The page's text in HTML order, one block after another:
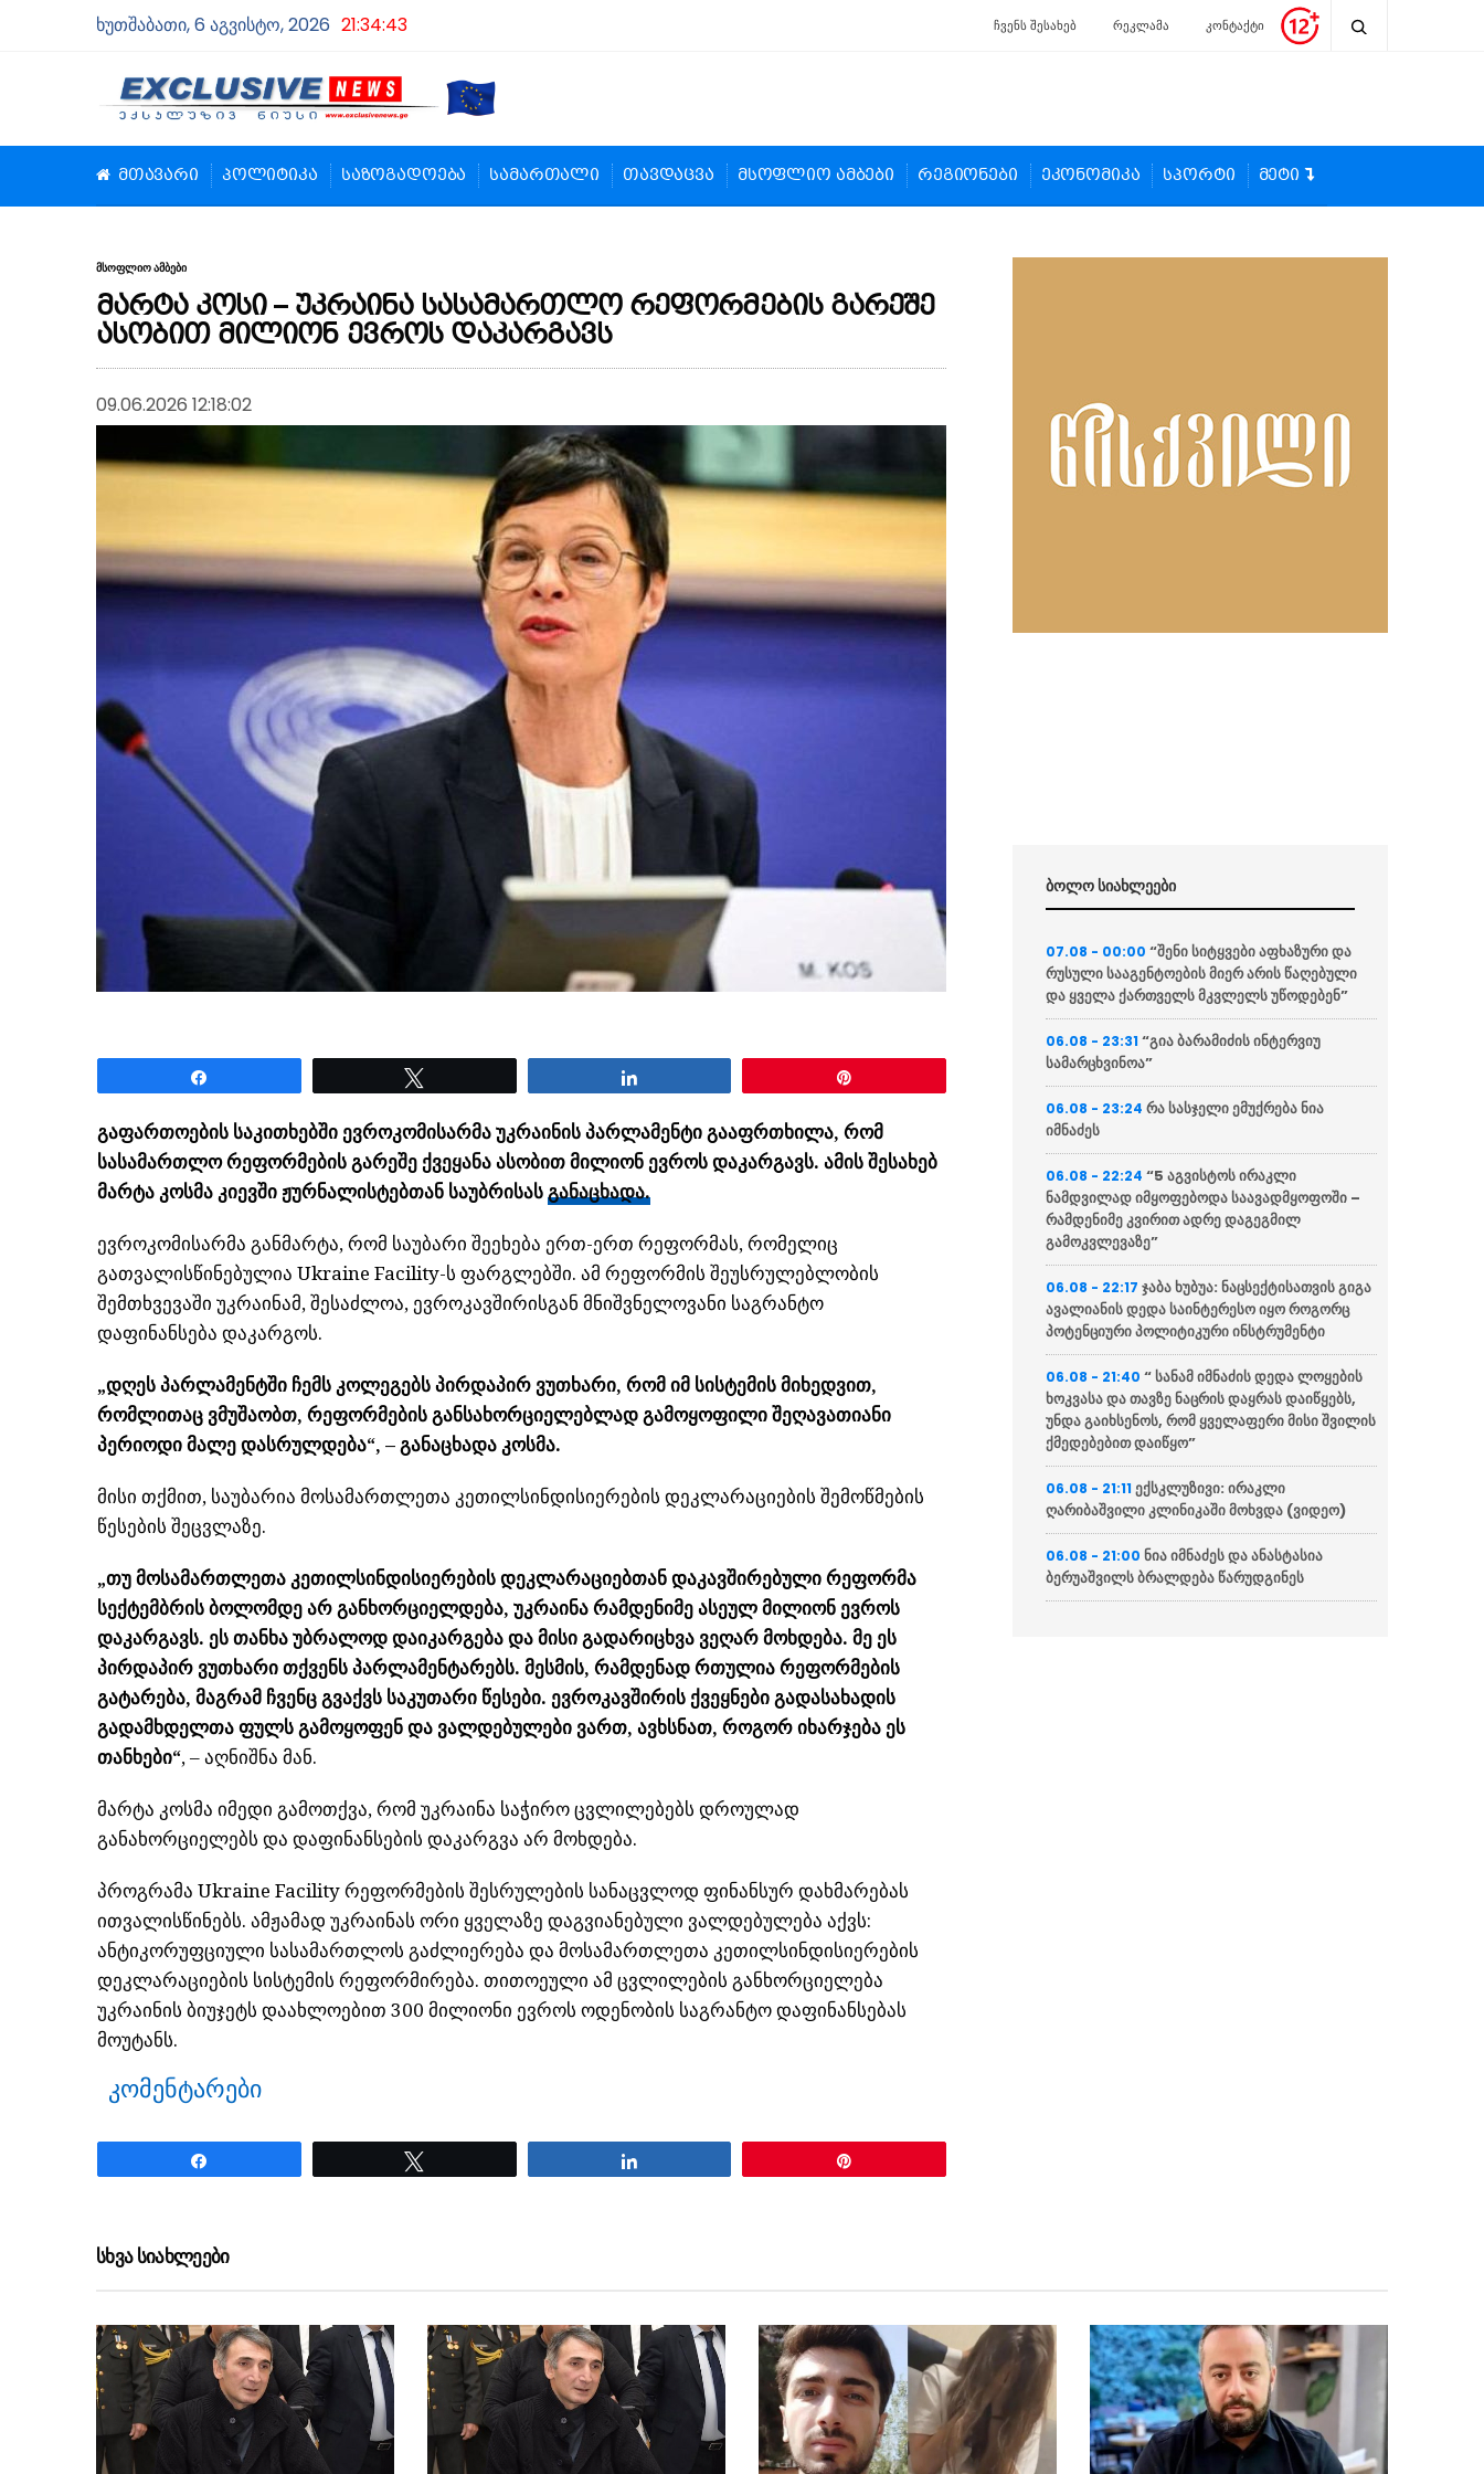
ხუთშაბათი, 6 აგვისტო, 2026 21:34:44 ჩვენს შესახებ რეკლამა კონტაქტი
მთავარი პოლიტიკა საზოგადოება სამართალი თავდაცვა მსოფლიო ამბები რეგიონები ეკონომიკა სპორტი მეტი
მსოფლიო ამბები
მარტა კოსი – უკრაინა სასამართლო რეფორმების გარეშე
ასობით მილიონ ევროს დაკარგავს
09.06.2026 12:18:02
გაფართოების საკითხებში ევროკომისარმა უკრაინის პარლამენტი გააფრთხილა, რომ
სასამართლო რეფორმების გარეშე ქვეყანა ასობით მილიონ ევროს დაკარგავს. ამის შესახებ
მარტა კოსმა კიევში ჟურნალისტებთან საუბრისას განაცხადა.
ევროკომისარმა განმარტა, რომ საუბარი შეეხება ერთ-ერთ რეფორმას, რომელიც
გათვალისწინებულია Ukraine Facility-ს ფარგლებში. ამ რეფორმის შეუსრულებლობის
შემთხვევაში უკრაინამ, შესაძლოა, ევროკავშირისგან მნიშვნელოვანი საგრანტო
დაფინანსება დაკარგოს.
„დღეს პარლამენტში ჩემს კოლეგებს პირდაპირ ვუთხარი, რომ იმ სისტემის მიხედვით,
რომლითაც ვმუშაობთ, რეფორმების განსახორციელებლად გამოყოფილი შეღავათიანი
პერიოდი მალე დასრულდება“, – განაცხადა კოსმა.
მისი თქმით, საუბარია მოსამართლეთა კეთილსინდისიერების დეკლარაციების შემოწმების
წესების შეცვლაზე.
„თუ მოსამართლეთა კეთილსინდისიერების დეკლარაციებთან დაკავშირებული რეფორმა
სექტემბრის ბოლომდე არ განხორციელდება, უკრაინა რამდენიმე ასეულ მილიონ ევროს
დაკარგავს. ეს თანხა უბრალოდ დაიკარგება და მისი გადარიცხვა ვეღარ მოხდება. მე ეს
პირდაპირ ვუთხარი თქვენს პარლამენტარებს. მესმის, რამდენად რთულია რეფორმების
გატარება, მაგრამ ჩვენც გვაქვს საკუთარი წესები. ევროკავშირის ქვეყნები გადასახადის
გადამხდელთა ფულს გამოყოფენ და ვალდებულები ვართ, ავხსნათ, როგორ იხარჯება ეს
თანხები“, – აღნიშნა მან.
მარტა კოსმა იმედი გამოთქვა, რომ უკრაინა საჭირო ცვლილებებს დროულად
განახორციელებს და დაფინანსების დაკარგვა არ მოხდება.
პროგრამა Ukraine Facility რეფორმების შესრულების სანაცვლოდ ფინანსურ დახმარებას
ითვალისწინებს. ამჟამად უკრაინას ორი ყველაზე დაგვიანებული ვალდებულება აქვს:
ანტიკორუფციული სასამართლოს გაძლიერება და მოსამართლეთა კეთილსინდისიერების
დეკლარაციების სისტემის რეფორმირება. თითოეული ამ ცვლილების განხორციელება
უკრაინის ბიუჯეტს დაახლოებით 300 მილიონი ევროს ოდენობის საგრანტო დაფინანსებას
მოუტანს.
კომენტარები
ბოლო სიახლეები
07.08 - 00:00“შენი სიტყვები აფხაზური და
რუსული სააგენტოების მიერ არის წაღებული
და ყველა ქართველს მკვლელს უწოდებენ”
06.08 - 23:31“გია ბარამიძის ინტერვიუ
სამარცხვინოა”
06.08 - 23:24რა სასჯელი ემუქრება ნია
იმნაძეს
06.08 - 22:24“5 აგვისტოს ირაკლი
ნამდვილად იმყოფებოდა საავადმყოფოში –
რამდენიმე კვირით ადრე დაგეგმილ
გამოკვლევაზე”
06.08 - 22:17ჯაბა ხუბუა: ნაცსექტისათვის გიგა
ავალიანის დედა საინტერესო იყო როგორც
პოტენციური პოლიტიკური ინსტრუმენტი
06.08 - 21:40“ სანამ იმნაძის დედა ლოყების
ხოკვასა და თავზე ნაცრის დაყრას დაიწყებს,
უნდა გაიხსენოს, რომ ყველაფერი მისი შვილის
ქმედებებით დაიწყო”
06.08 - 21:11ექსკლუზივი: ირაკლი
ღარიბაშვილი კლინიკაში მოხვდა (ვიდეო)
06.08 - 21:00ნია იმნაძეს და ანასტასია
ბერუაშვილს ბრალდება წარუდგინეს
06.08 - 16:33ირაკლი კობახიძე – სათანადო
ვადებში ბოლომდე იქნება მიყვანილი
უმაღლესი განათლების რეფორმა
06.08 - 16:22“ვინც უპირისპირდება
სხვა სიახლეები